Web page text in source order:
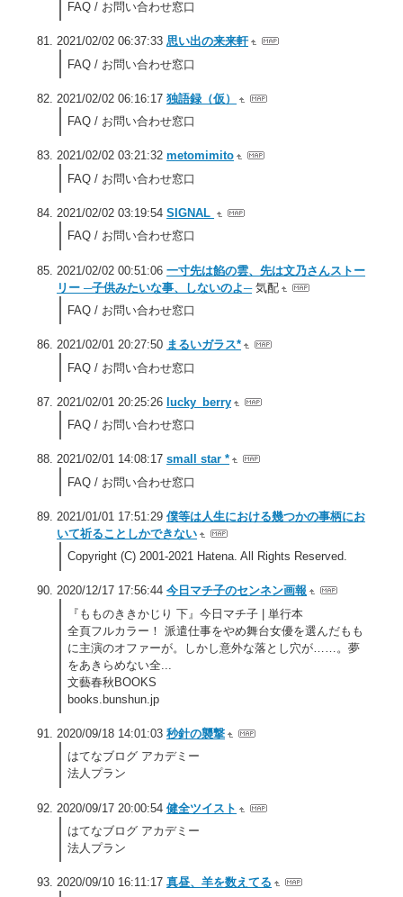
FAQ / お問い合わせ窓口
2021/02/02 06:37:33 思い出の来来軒
FAQ / お問い合わせ窓口
2021/02/02 06:16:17 独語録（仮）
FAQ / お問い合わせ窓口
2021/02/02 03:21:32 metomimito
FAQ / お問い合わせ窓口
2021/02/02 03:19:54 SIGNAL
FAQ / お問い合わせ窓口
2021/02/02 00:51:06 一寸先は餡の雲、先は文乃さんストー
リー ─子供みたいな事、しないのよ─ 気配
FAQ / お問い合わせ窓口
2021/02/01 20:27:50 まるいガラス*
FAQ / お問い合わせ窓口
2021/02/01 20:25:26 lucky_berry
FAQ / お問い合わせ窓口
2021/02/01 14:08:17 small star *
FAQ / お問い合わせ窓口
2021/01/01 17:51:29 僕等は人生における幾つかの事柄にお
いて祈ることしかできない
Copyright (C) 2001-2021 Hatena. All Rights Reserved.
2020/12/17 17:56:44 今日マチ子のセンネン画報
『もものききかじり 下』今日マチ子 | 単行本
全頁フルカラー！ 派遣仕事をやめ舞台女優を選んだもも
に主演のオファーが。しかし意外な落とし穴が……。夢
をあきらめない全...
文藝春秋BOOKS
books.bunshun.jp
2020/09/18 14:01:03 秒針の襲撃
はてなブログ アカデミー
法人プラン
2020/09/17 20:00:54 健全ツイスト
はてなブログ アカデミー
法人プラン
2020/09/10 16:11:17 真昼、羊を数えてる